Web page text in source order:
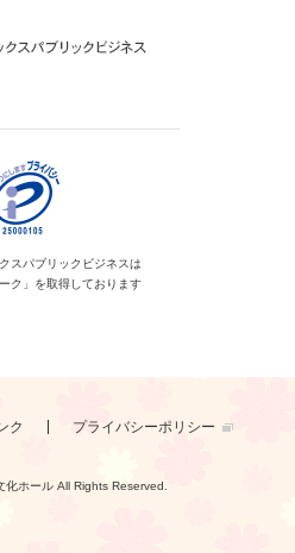
ス パブリックビジネスは
ク」を取得しております
ク プライバシーポリシー
化ホールAll Rights Reserved.